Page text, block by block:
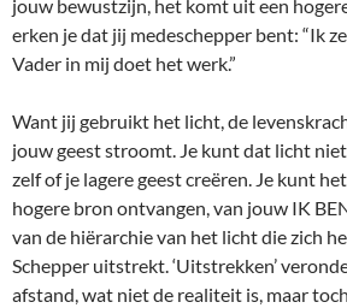
jouw bewustzijn, het komt uit een
erken je dat jij medeschepper bent: “Ik
Vader in mij doet het werk.”
Want jij gebruikt het licht, de
jouw geest stroomt. Je kunt dat licht
zelf of je lagere geest creëren. Je kunt
hogere bron ontvangen, van jouw IK
van de hiërarchie van het licht die zich
Schepper uitstrekt. ‘Uitstrekken’
afstand, wat niet de realiteit is, maar